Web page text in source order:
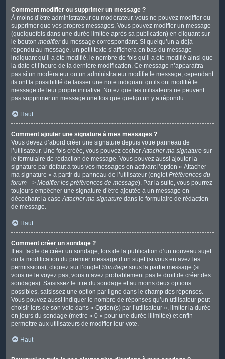
Comment modifier ou supprimer un message ?
À moins d’être administrateur ou modérateur, vous ne pouvez modifier ou
supprimer que vos propres messages. Vous pouvez modifier un message
(quelquefois dans une durée limitée après sa publication) en cliquant sur
le bouton modifierdu message correspondant. Si quelqu’un a déjà
répondu au message, un petit texte s’affichera en bas du message
indiquant qu’il a été modifié, le nombre de fois qu’il a été modifié ainsi que
la date et l’heure de la dernière modification. Ce message n’apparaîtra
pas si un modérateur ou un administrateur modifie le message, cependant
ils ont la possibilité de laisser une note indiquant qu’ils ont modifié le
message de leur propre initiative. Notez que les utilisateurs ne peuvent
pas supprimer un message une fois que quelqu’un y a répondu.
Haut
Comment ajouter une signature à mes messages ?
Vous devez d’abord créer une signature depuis votre panneau de
l’utilisateur. Une fois créée, vous pouvez cocherAttacher ma signature sur
le formulaire de rédaction de message. Vous pouvez aussi ajouter la
signature par défaut à tous vos messages en activant l’option « Attacher
ma signature » à partir du panneau de l’utilisateur (ongletPréférences du
forum --> Modifier les préférences de message). Par la suite, vous pourrez
toujours empêcher une signature d’être ajoutée à un message en
décochant la caseAttacher ma signature dans le formulaire de rédaction
de message.
Haut
Comment créer un sondage ?
Il est facile de créer un sondage, lors de la publication d’un nouveau sujet
ou la modification du premier message d’un sujet (si vous en avez les
permissions), cliquez sur l’ongletSondage sous la partie message (si
vous ne le voyez pas, vous n’avez probablement pas le droit de créer des
sondages). Saisissez le titre du sondage et au moins deux options
possibles, saisissez une option par ligne dans le champ des réponses.
Vous pouvez aussi indiquer le nombre de réponses qu’un utilisateur peut
choisir lors de son vote dans « Option(s) par l’utilisateur », limiter la durée
en jours du sondage (mettre « 0 » pour une durée illimitée) et enfin
permettre aux utilisateurs de modifier leur vote.
Haut